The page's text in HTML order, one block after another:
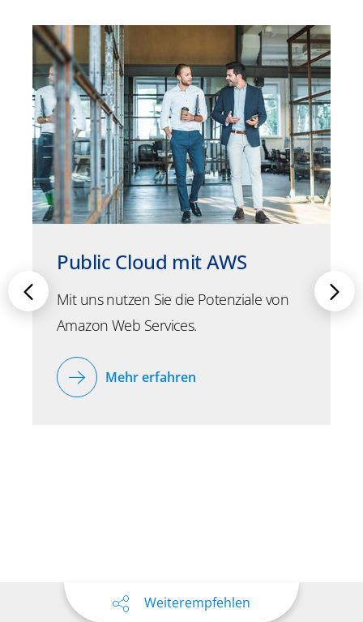
Public Cloud mit AWS
Mit uns nutzen Sie die Potenziale von
Amazon Web Services.
Mehr erfahren
Weiterempfehlen